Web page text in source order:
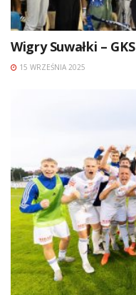
Wigry Suwałki –
15 WRZEŚNIA 2025